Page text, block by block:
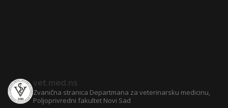
vet.med.ns
Zvanična stranica Departmana za veterinarsku medicinu,
Poljoprivredni fakultet Novi Sad